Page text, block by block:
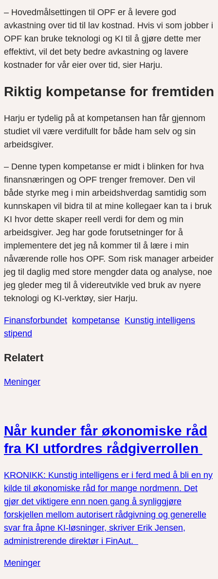
– Hovedmålsettingen til OPF er å levere god
avkastning over tid til lav kostnad. Hvis vi som jobber i
OPF kan bruke teknologi og KI til å gjøre dette mer
effektivt, vil det bety bedre avkastning og lavere
kostnader for vår eier over tid, sier Harju.
Riktig kompetanse for fremtiden
Harju er tydelig på at kompetansen han får gjennom
studiet vil være verdifullt for både ham selv og sin
arbeidsgiver.
– Denne typen kompetanse er midt i blinken for hva
finansnæringen og OPF trenger fremover. Den vil
både styrke meg i min arbeidshverdag samtidig som
kunnskapen vil bidra til at mine kollegaer kan ta i bruk
KI hvor dette skaper reell verdi for dem og min
arbeidsgiver. Jeg har gode forutsetninger for å
implementere det jeg nå kommer til å lære i min
nåværende rolle hos OPF. Som risk manager arbeider
jeg til daglig med store mengder data og analyse, noe
jeg gleder meg til å videreutvikle ved bruk av nyere
teknologi og KI-verktøy, sier Harju.
Finansforbundet kompetanse Kunstig intelligens
stipend
link
på
på
Relatert
Meninger
Når kunder får økonomiske råd
fra KI utfordres rådgiverrollen
KRONIKK: Kunstig intelligens er i ferd med å bli en ny
kilde til økonomiske råd for mange nordmenn. Det
gjør det viktigere enn noen gang å synliggjøre
forskjellen mellom autorisert rådgivning og generelle
svar fra åpne KI-løsninger, skriver Erik Jensen,
administrerende direktør i FinAut.
Meninger